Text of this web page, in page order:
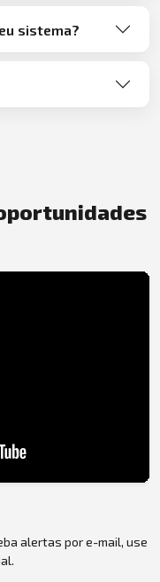
sistema?
alertas por e-mail, use